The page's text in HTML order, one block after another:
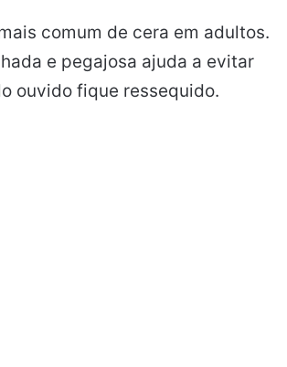
comum de cera em adultos.
e pegajosa ajuda a evitar
ouvido fique ressequido.